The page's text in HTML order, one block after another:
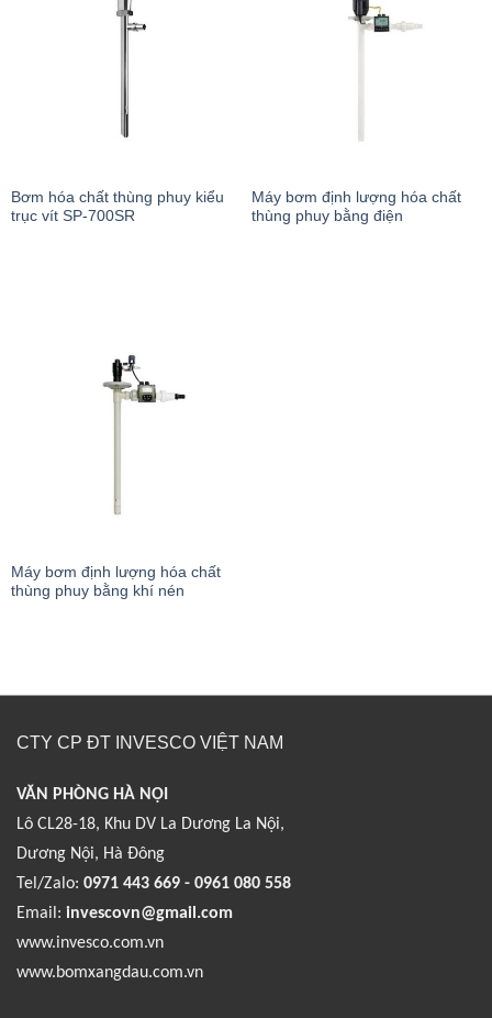
Bơm hóa chất thùng phuy kiểu
trục vít SP-700SR
Máy bơm định lượng hóa chất
thùng phuy bằng điện
Máy bơm định lượng hóa chất
thùng phuy bằng khí nén
CTY CP ĐT INVESCO VIỆT NAM
VĂN PHÒNG HÀ NỘI
Lô CL28-18, Khu DV La Dương La Nội,
Dương Nội, Hà Đông
Tel/Zalo: 0971 443 669 - 0961 080 558
Email: invescovn@gmail.com
www.invesco.com.vn
www.bomxangdau.com.vn